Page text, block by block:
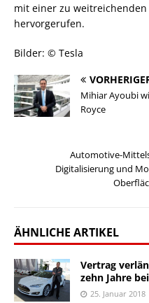
mit einer zu
hervorgerufen.
Bilder: © Tesla
Mihiar Ayoubi
Royce
Automotive-
Digitalisierung und
ÄHNLICHE ARTIKEL
Vertrag
zehn Jahre
25. Januar 2018